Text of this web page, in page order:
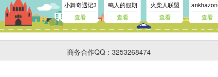
小舞奇遇记3d免费版
查看
鸣人的假期
查看
火柴人联盟
查看
查看
商务合作QQ：3253268474